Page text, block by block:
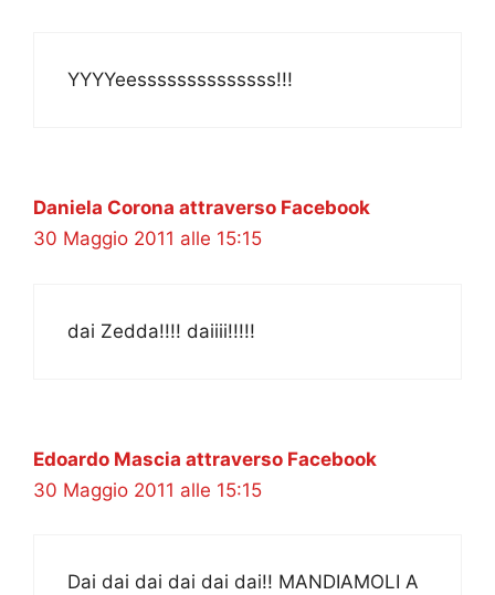
YYYYeessssssssssssss!!!
Daniela Corona attraverso Facebook
30 Maggio 2011 alle 15:15
dai Zedda!!!! daiiii!!!!!
Edoardo Mascia attraverso Facebook
30 Maggio 2011 alle 15:15
Dai dai dai dai dai dai!! MANDIAMOLI A